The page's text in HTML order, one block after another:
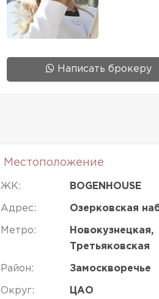
Написать брокеру
Местоположение
ЖК: BOGENHOUSE
Адрес: Озерковская
Метро:
Новокузнецкая,
Третьяковская
Район: Замоскворечье
Округ: ЦАО